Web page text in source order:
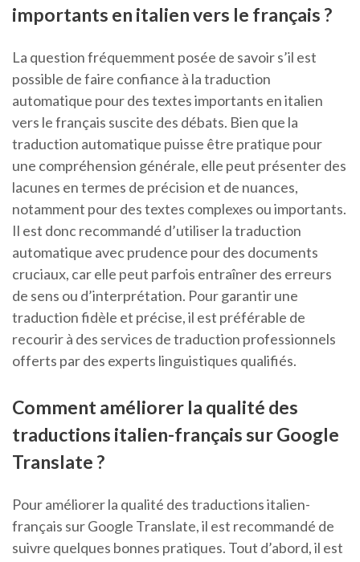
importants en italien vers le français ?
La question fréquemment posée de savoir s’il est
possible de faire confiance à la traduction
automatique pour des textes importants en italien
vers le français suscite des débats. Bien que la
traduction automatique puisse être pratique pour
une compréhension générale, elle peut présenter des
lacunes en termes de précision et de nuances,
notamment pour des textes complexes ou importants.
Il est donc recommandé d’utiliser la traduction
automatique avec prudence pour des documents
cruciaux, car elle peut parfois entraîner des erreurs
de sens ou d’interprétation. Pour garantir une
traduction fidèle et précise, il est préférable de
recourir à des services de traduction professionnels
offerts par des experts linguistiques qualifiés.
Comment améliorer la qualité des
traductions italien-français sur Google
Translate ?
Pour améliorer la qualité des traductions italien-
français sur Google Translate, il est recommandé de
suivre quelques bonnes pratiques. Tout d’abord, il est